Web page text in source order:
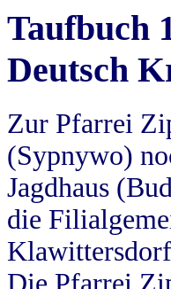
Taufbuch
Deutsch
Zur Pfarrei
(Sypnywo)
Jagdhaus
die